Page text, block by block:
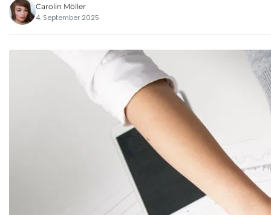
Carolin Möller
4. September 2025